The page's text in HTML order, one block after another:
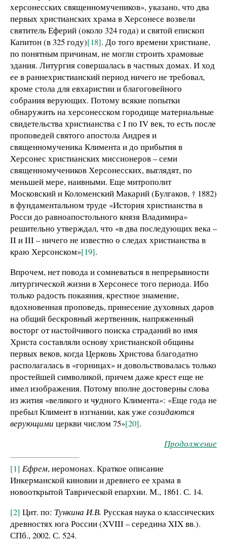
херсонесских священномучеников», указано, что два
первых христианских храма в Херсонесе возвели
святитель Еферий (около 324 года) и святой епископ
Капитон (в 325 году)[18]. До того времени христиане,
по понятным причинам, не могли строить храмовые
здания. Литургия совершалась в частных домах. И ход
ее в раннехристианский период ничего не требовал,
кроме стола для евхаристии и благоговейного
собрания верующих. Потому всякие попытки
обнаружить на херсонесском городище материальные
свидетельства христианства с I по IV век, то есть после
проповедей святого апостола Андрея и
священномученика Климента и до прибытия в
Херсонес христианских миссионеров – семи
священномучеников Херсонесских, выглядят, по
меньшей мере, наивными. Еще митрополит
Московский и Коломенский Макарий (Булгаков, † 1882)
в фундаментальном труде «История христианства в
Росси до равноапостольного князя Владимира»
решительно утверждал, что «в два последующих века –
II и III – ничего не известно о следах христианства в
краю Херсонском»[19].
Впрочем, нет повода и сомневаться в непрерывности
литургической жизни в Херсонесе того периода. Ибо
только радость покаяния, крестное знамение,
вдохновенная проповедь, принесение духовных даров
на общий бескровный жертвенник, напряженный
восторг от настойчивого поиска страданий во имя
Христа составляли основу христианской общины
первых веков, когда Церковь Христова благодатно
располагалась в «горницах» и довольствовалась только
простейшей символикой, причем даже крест еще не
имел изображения. Потому вполне достоверны слова
из жития «великого и чудного Климента»: «Еще года не
пребыл Климент в изгнании, как уже созидаются
верующими церкви числом 75»[20].
Продолжение
[1] Ефрем, иеромонах. Краткое описание
Инкерманской киновии и древнего ее храма в
новооткрытой Таврической епархии. М., 1861. С. 14.
[2] Цит. по: Тункина И.В. Русская наука о классических
древностях юга России (XVIII – середина XIX вв.).
СПб., 2002. С. 524.